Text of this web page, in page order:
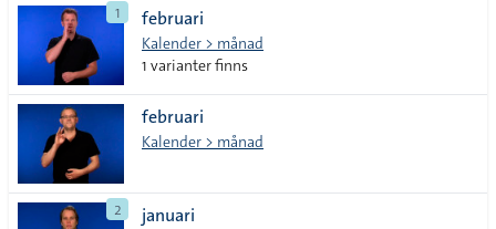
1 februari
Kalender > månad
1 varianter finns
februari
Kalender > månad
2 januari